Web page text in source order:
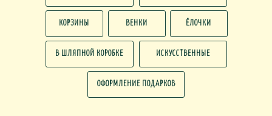
ОФОРМЛЕНИЕ ПОДАРКОВ
КОРЗИНЫ
В ШЛЯПНОЙ КОРОБКЕ
ЁЛОЧКИ
ВЕНКИ
ИСКУССТВЕННЫЕ